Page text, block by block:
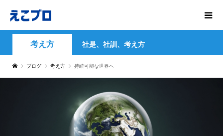
考え方 社是、社訓、考え方
ブログ 考え方 持続可能な世界へ